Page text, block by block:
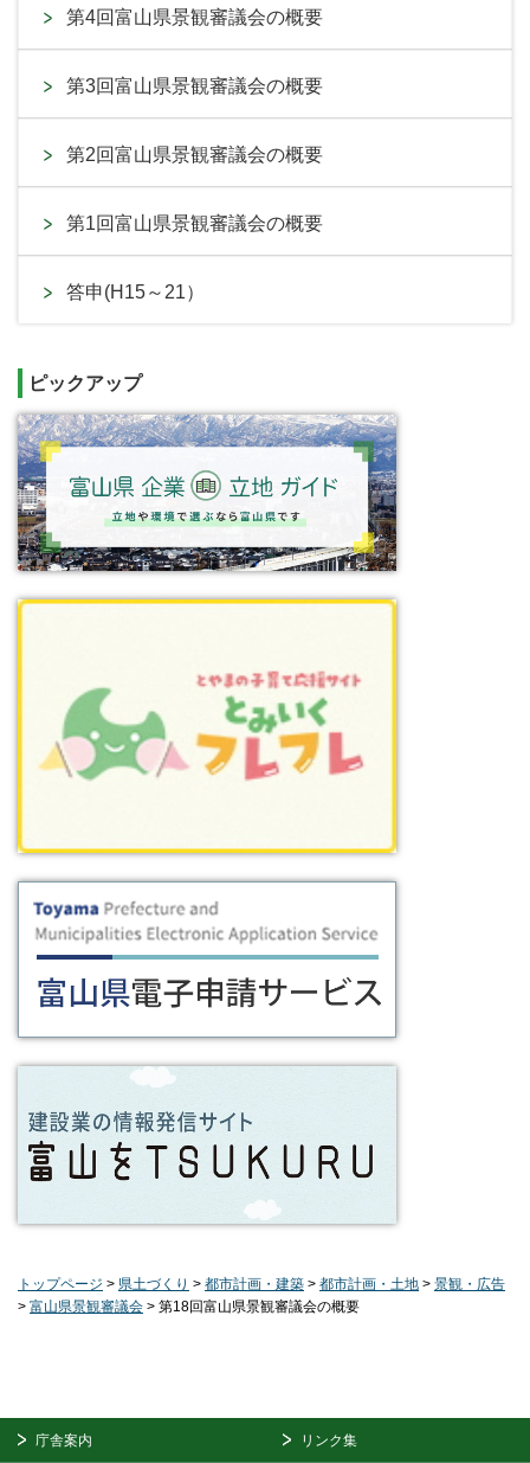
第4回富山県景観審議会の概要
第3回富山県景観審議会の概要
第2回富山県景観審議会の概要
第1回富山県景観審議会の概要
答申(H15～21）
ピックアップ
トップページ > 県土づくり > 都市計画・建築 > 都市計画・土地 > 景観・広告
> 富山県景観審議会 > 第18回富山県景観審議会の概要
庁舎案内 リンク集